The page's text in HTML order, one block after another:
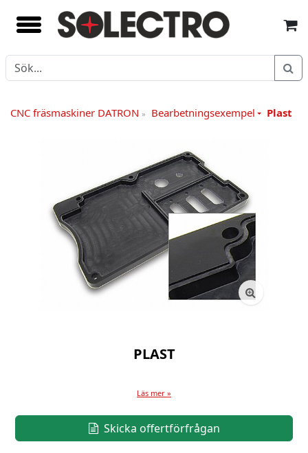
CNC fräsmaskiner DATRON» Bearbetningsexempel Plast
PLAST
Läs mer »
Skicka offertförfrågan